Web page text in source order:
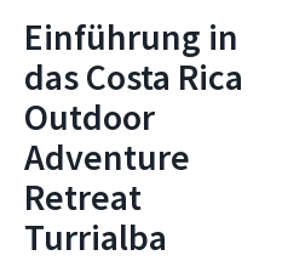
Einführung in
das Costa Rica
Outdoor
Adventure
Retreat
Turrialba